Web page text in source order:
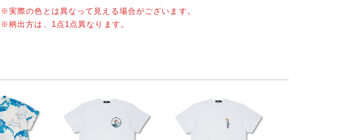
※実際の色とは異なって見える場合がございます。
※柄出方は、1点1点異なります。